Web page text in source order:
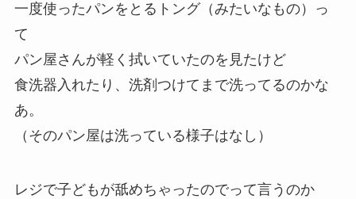
一度使ったパンをとるトング（みたいなもの）っ
て
パン屋さんが軽く拭いていたのを見たけど
食洗器入れたり、洗剤つけてまで洗ってるのかな
あ。
（そのパン屋は洗っている様子はなし）
レジで子どもが舐めちゃったのでって言うのか